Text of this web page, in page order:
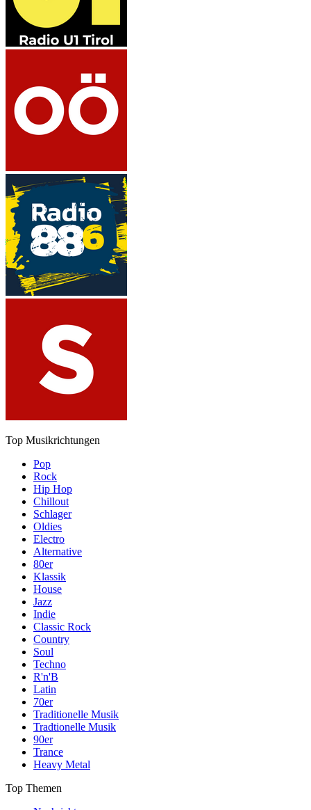
Top Musikrichtungen
Pop
Rock
Hip Hop
Chillout
Schlager
Oldies
Electro
Alternative
80er
Klassik
House
Jazz
Indie
Classic Rock
Country
Soul
Techno
R'n'B
Latin
70er
Traditionelle Musik
Tradtionelle Musik
90er
Trance
Heavy Metal
Top Themen